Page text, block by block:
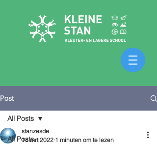
Post
All Posts
All Posts
stanzesde
18 mrt 2022 1 minuten om te lezen